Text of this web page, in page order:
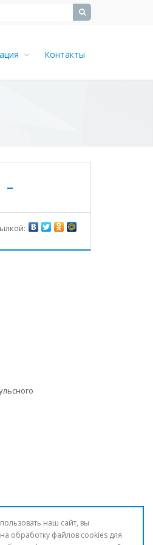
Контакты
-
наш сайт, вы
обработку файлов cookies для